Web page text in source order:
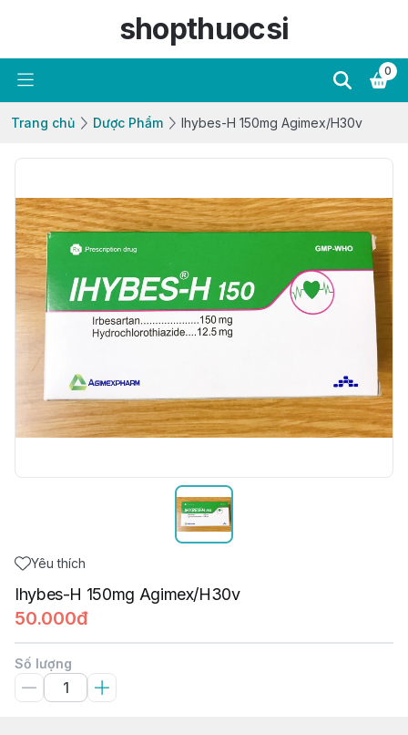
shopthuocsi
0
Trang chủ Dược Phẩm Ihybes-H 150mg Agimex/H30v
Yêu thích
Ihybes-H 150mg Agimex/H30v
50.000đ
Số lượng